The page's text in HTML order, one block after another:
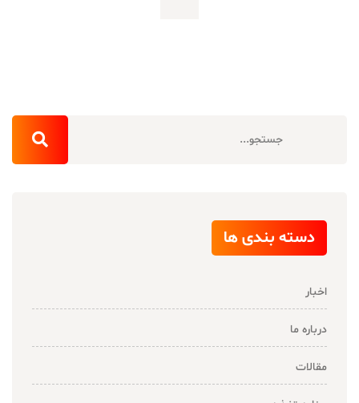
دسته بندی ها
اخبار
درباره ما
مقالات